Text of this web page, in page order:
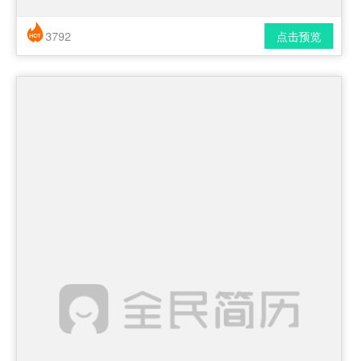
简历风格： 时尚 / 简洁 / 应届生
点击预览
3792